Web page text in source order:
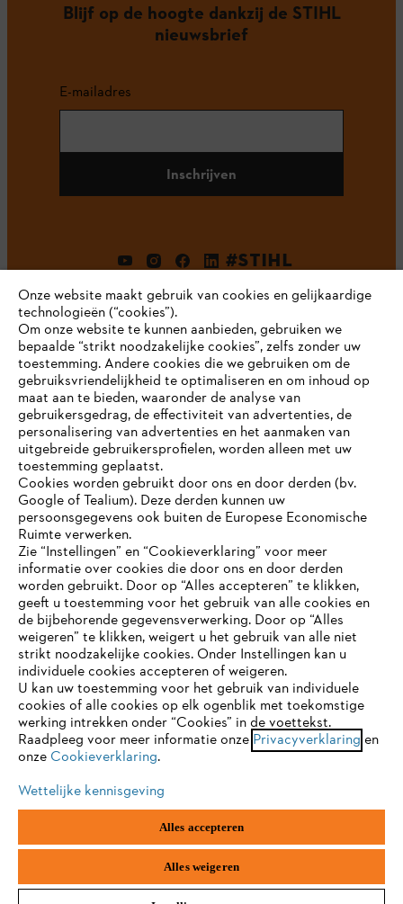
Blijf op de hoogte dankzij de STIHL
nieuwsbrief
E-mailadres
Inschrijven
#STIHL
Bedrijf
STIHL FAQ
Contact
Gegevensbescherming Impressum
Cookie-informatie Juridische informatie
ANDREAS STIHL NV, Veurtstraat 117, 2870
België/Belgique
VAT Number: BE 0427.714.768
JE BROWSER WORDT NIET
ONDERSTEUND
Je gebruikt een browser die we nog niet ondersteunen. Om
onze website optimaal te kunnen gebruiken, raden we aan dat
je overschakelt op één van de volgende browsers:
firefox
safari edge
Onze website maakt gebruik van cookies en gelijkaardige
technologieën (“cookies”).
Om onze website te kunnen aanbieden, gebruiken we
bepaalde “strikt noodzakelijke cookies”, zelfs zonder uw
toestemming. Andere cookies die we gebruiken om de
gebruiksvriendelijkheid te optimaliseren en om inhoud op
maat aan te bieden, waaronder de analyse van
gebruikersgedrag, de effectiviteit van advertenties, de
personalisering van advertenties en het aanmaken van
uitgebreide gebruikersprofielen, worden alleen met uw
toestemming geplaatst.
Cookies worden gebruikt door ons en door derden (bv.
Google of Tealium). Deze derden kunnen uw
persoonsgegevens ook buiten de Europese Economische
Ruimte verwerken.
Zie “Instellingen” en “Cookieverklaring” voor meer
informatie over cookies die door ons en door derden
worden gebruikt. Door op “Alles accepteren” te klikken,
geeft u toestemming voor het gebruik van alle cookies en
de bijbehorende gegevensverwerking. Door op “Alles
weigeren” te klikken, weigert u het gebruik van alle niet
strikt noodzakelijke cookies. Onder Instellingen kan u
individuele cookies accepteren of weigeren.
U kan uw toestemming voor het gebruik van individuele
cookies of alle cookies op elk ogenblik met toekomstige
werking intrekken onder “Cookies” in de voettekst.
Raadpleeg voor meer informatie onze Privacyverklaring en
onze Cookieverklaring.
Wettelijke kennisgeving
Alles accepteren
Alles weigeren